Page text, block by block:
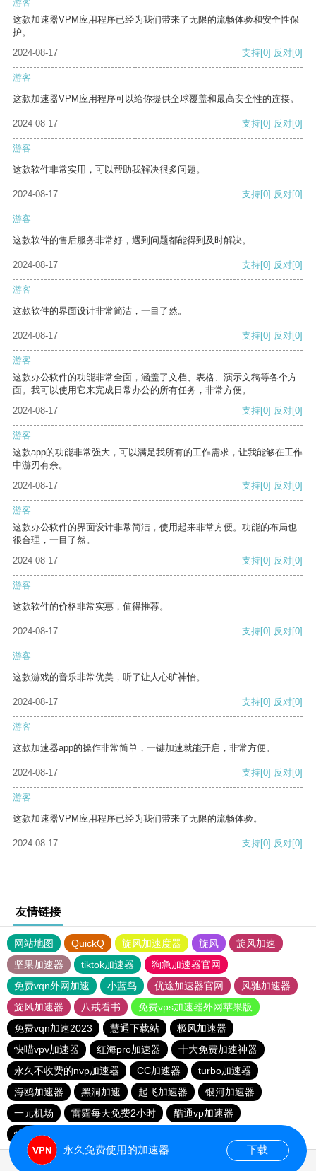
游客
这款加速器VPM应用程序已经为我们带来了无限的流畅体验和安全性保
护。
2024-08-17
支持[0] 反对[0]
游客
这款加速器VPM应用程序可以给你提供全球覆盖和最高安全性的连接。
2024-08-17 支持[0] 反对[0]
游客
这款软件非常实用，可以帮助我解决很多问题。
2024-08-17 支持[0] 反对[0]
游客
这款软件的售后服务非常好，遇到问题都能得到及时解决。
2024-08-17 支持[0] 反对[0]
游客
这款软件的界面设计非常简洁，一目了然。
2024-08-17 支持[0] 反对[0]
游客
这款办公软件的功能非常全面，涵盖了文档、表格、演示文稿等各个方
面。我可以使用它来完成日常办公的所有任务，非常方便。
2024-08-17
支持[0] 反对[0]
游客
这款app的功能非常强大，可以满足我所有的工作需求，让我能够在工作
中游刃有余。
2024-08-17
支持[0] 反对[0]
游客
这款办公软件的界面设计非常简洁，使用起来非常方便。功能的布局也
很合理，一目了然。
2024-08-17
支持[0] 反对[0]
游客
这款软件的价格非常实惠，值得推荐。
2024-08-17 支持[0] 反对[0]
游客
这款游戏的音乐非常优美，听了让人心旷神怡。
2024-08-17 支持[0] 反对[0]
游客
这款加速器app的操作非常简单，一键加速就能开启，非常方便。
2024-08-17 支持[0] 反对[0]
游客
这款加速器VPM应用程序已经为我们带来了无限的流畅体验。
2024-08-17 支持[0] 反对[0]
友情链接
网站地图 QuickQ 旋风加速度器 旋风
旋风加速
坚果加速器
tiktok加速器
狗急加速器官网
免费vqn外网加速
小蓝鸟 优途加速器官网
风驰加速器
旋风加速器
八戒看书
免费vps加速器外网苹果版
免费vqn加速2023
慧通下载站
极风加速器
快喵vpv加速器
红海pro加速器
十大免费加速神器
永久不收费的nvp加速器
CC加速器
turbo加速器
海鸥加速器
黑洞加速 起飞加速器
银河加速器
一元机场
雷霆每天免费2小时
酷通vp加速器
快喵vpv加速器
永久免费使用的加速器 下载